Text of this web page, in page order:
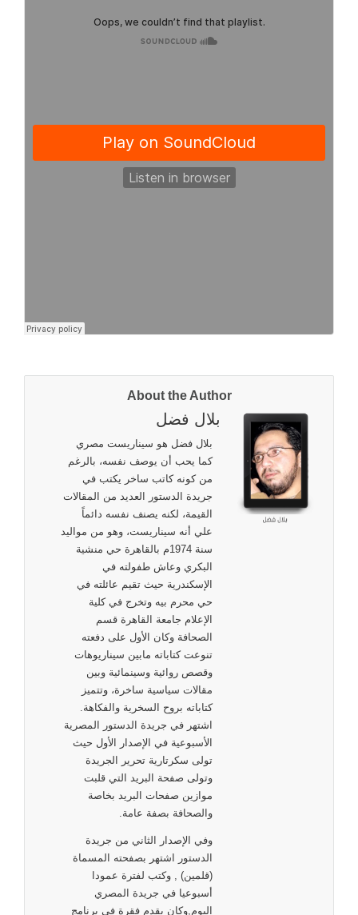
About the Author
بلال فضل
بلال فضل هو سيناريست مصري
كما يحب أن يوصف نفسه، بالرغم
من كونه كاتب ساخر يكتب في
جريدة الدستور العديد من المقالات
القيمة، لكنه يصنف نفسه دائماً
علي أنه سيناريست، وهو من مواليد
سنة 1974م بالقاهرة حي منشية
البكري وعاش طفولته في
الإسكندرية حيث تقيم عائلته في
حي محرم بيه وتخرج في كلية
الإعلام جامعة القاهرة قسم
الصحافة وكان الأول على دفعته
تنوعت كتاباته مابين سيناريوهات
وقصص روائية وسينمائية وبين
مقالات سياسية ساخرة، وتتميز
كتاباته بروح السخرية والفكاهة.
اشتهر في جريدة الدستور المصرية
الأسبوعية في الإصدار الأول حيث
تولى سكرتارية تحرير الجريدة
وتولى صفحة البريد التي قلبت
موازين صفحات البريد بخاصة
والصحافة بصفة عامة.
وفي الإصدار الثاني من جريدة
الدستور اشتهر بصفحته المسماة
(قلمين) , وكتب لفترة عمودا
أسبوعيا في جريدة المصري
اليوم,وكان يقدم فقرة في برنامج